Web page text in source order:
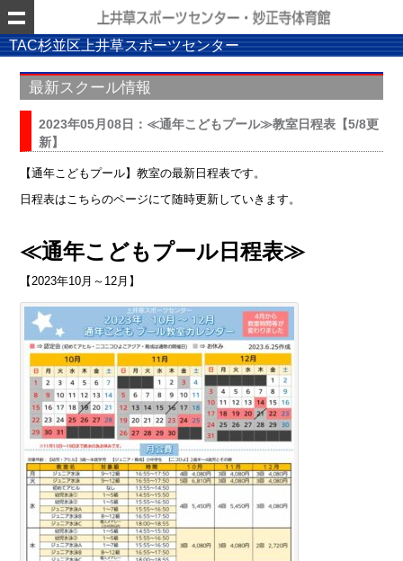
TAC杉並区上井草スポーツセンター
最新スクール情報
2023年05月08日：≪通年こどもプール≫教室日程表【5/8更
新】
【通年こどもプール】教室の最新日程表です。
日程表はこちらのページにて随時更新していきます。
≪通年こどもプール日程表≫
【2023年10月～12月】